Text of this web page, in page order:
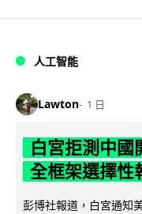
人工智能
Lawton 1 日
白宮拒測中國
全框架選擇性
彭博社報道，白宮通知